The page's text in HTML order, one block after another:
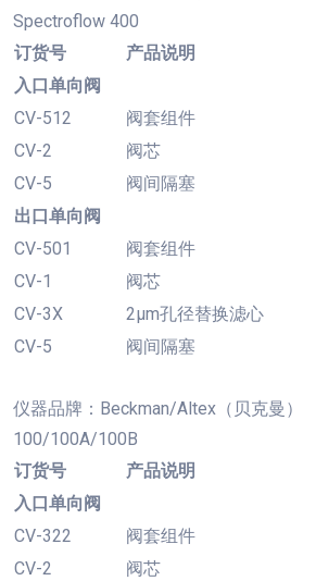
Spectroflow 400
订货号
产品说明
入口单向阀
CV-512
阀套组件
CV-2
阀芯
CV-5
阀间隔塞
出口单向阀
CV-501
阀套组件
CV-1
阀芯
CV-3X
2µm孔径替换滤心
CV-5
阀间隔塞
仪器品牌： Beckman/Altex（贝克曼）
100/100A/100B
订货号
产品说明
入口单向阀
CV-322
阀套组件
CV-2
阀芯